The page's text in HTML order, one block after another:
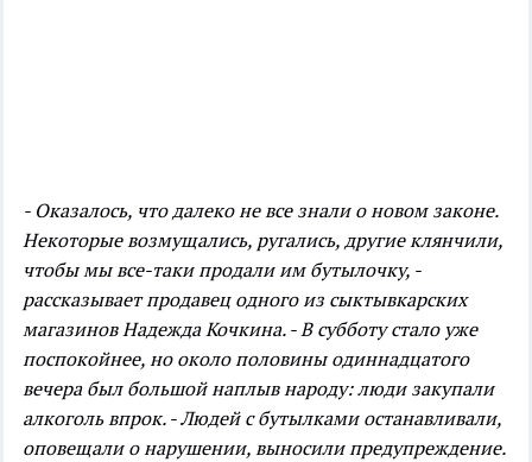
- Оказалось, что далеко не все знали о новом законе.
Некоторые возмущались, ругались, другие клянчили,
чтобы мы все-таки продали им бутылочку, -
рассказывает продавец одного из сыктывкарских
магазинов Надежда Кочкина. - В субботу стало уже
поспокойнее, но около половины одиннадцатого
вечера был большой наплыв народу: люди закупали
алкоголь впрок.- Людей с бутылками останавливали,
оповещали о нарушении, выносили предупреждение.